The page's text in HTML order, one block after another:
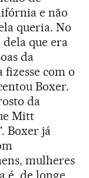
e não
queria. No
dela que era
da
com o
Boxer.
da
Mitt
Boxer já
mulheres
é, de longe,